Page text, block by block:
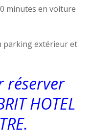
minutes en voiture
parking extérieur et
réserver
HOTEL